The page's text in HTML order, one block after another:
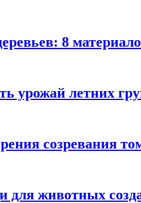
8
урожай летних
созревания
животных